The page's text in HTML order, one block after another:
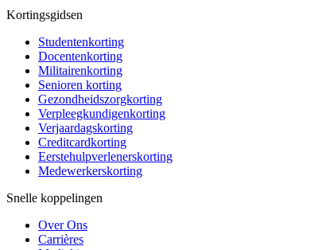
Kortingsgidsen
Studentenkorting
Docentenkorting
Militairenkorting
Senioren korting
Gezondheidszorgkorting
Verpleegkundigenkorting
Verjaardagskorting
Creditcardkorting
Eerstehulpverlenerskorting
Medewerkerskorting
Snelle koppelingen
Over Ons
Carrières